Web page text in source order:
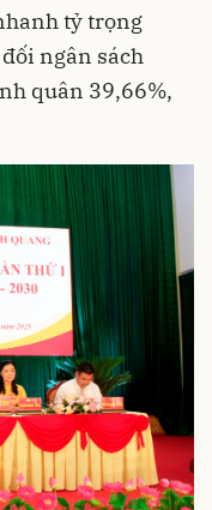
tỷ trọng
ngân sách
quân 39,66%,